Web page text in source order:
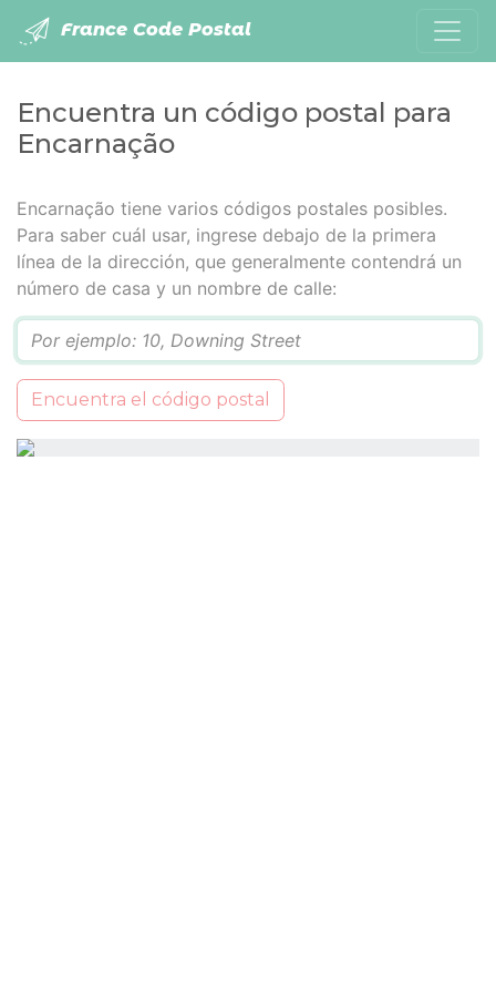
France Code Postal
Encuentra un código postal para
Encarnação
Encarnação tiene varios códigos postales posibles.
Para saber cuál usar, ingrese debajo de la primera
línea de la dirección, que generalmente contendrá un
número de casa y un nombre de calle:
Encuentra el código postal